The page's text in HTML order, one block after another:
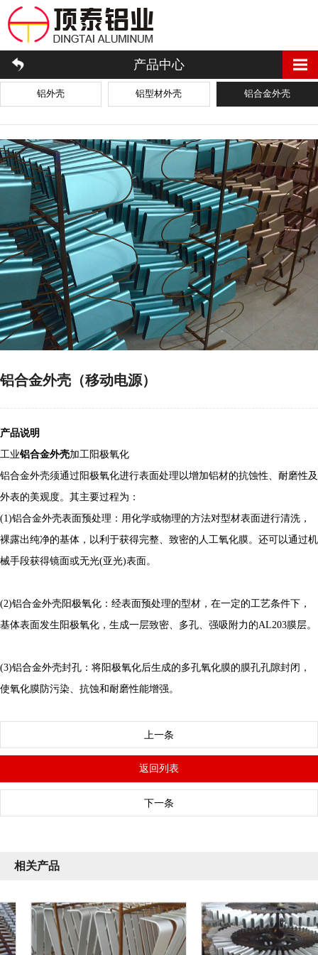
产品中心
铝外壳 铝型材外壳 铝合金外壳
铝合金外壳（移动电源）
产品说明
工业铝合金外壳加工阳极氧化
铝合金外壳须通过阳极氧化进行表面处理以增加铝材的抗蚀性、耐磨性及
外表的美观度。其主要过程为：
(1)铝合金外壳表面预处理：用化学或物理的方法对型材表面进行清洗，
裸露出纯净的基体，以利于获得完整、致密的人工氧化膜。还可以通过机
械手段获得镜面或无光(亚光)表面。
(2)铝合金外壳阳极氧化：经表面预处理的型材，在一定的工艺条件下，
基体表面发生阳极氧化，生成一层致密、多孔、强吸附力的AL203膜层。
(3)铝合金外壳封孔：将阳极氧化后生成的多孔氧化膜的膜孔孔隙封闭，
使氧化膜防污染、抗蚀和耐磨性能增强。
上一条
返回列表
下一条
相关产品